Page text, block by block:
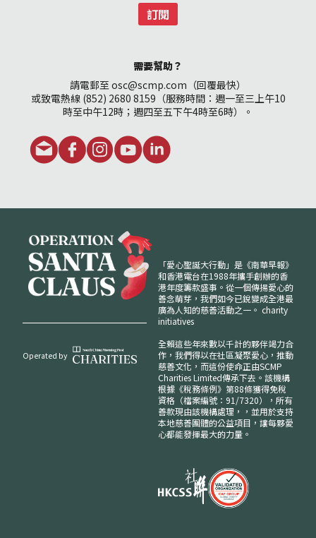
訂閱
需要幫助？
請電郵至 osc@scmp.com（回覆最快）
或致電熱線 (852) 2680 8159（服務時間：週一至三上午10
時至中午12時；週四至五下午4時至6時）。
Operated by
「愛心聖誕大行動」是《南華早報》
和香港電台在1988年攜手創辦的香
港年度籌款盛事。從一個傳揚愛心的
善念萌芽，我們如今已銳變成全港最
廣為人知的慈善活動之一。 charity
initiatives
全賴這些年來數以千計的夥伴竭力合
作，我們得以在社區凝聚愛心，推動
慈善文化，而這份使命正由SCMP
Charities Limited傳承下去。該機構
根據《稅務條例》第88條獲得免稅
資格（檔案編號：91/7320），所有
善款現由該機構處理，，並用於支持
本地慈善團體的公益項目，讓每夥愛
心都能發揮最大的力量。